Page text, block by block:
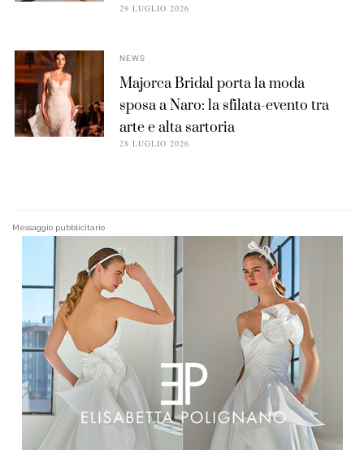
29 LUGLIO 2026
NEWS
Majorca Bridal porta la moda
sposa a Naro: la sfilata-evento tra
arte e alta sartoria
28 LUGLIO 2026
Messaggio pubblicitario